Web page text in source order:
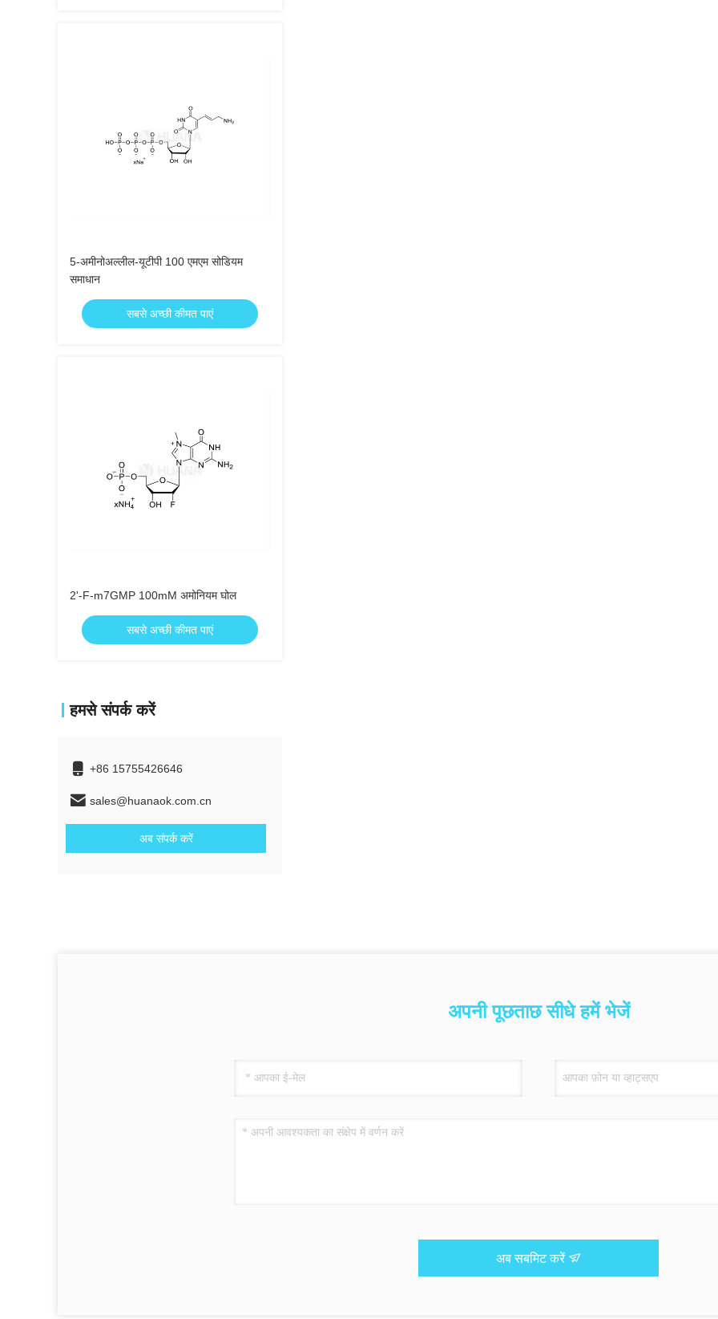
5-अमीनोअल्लील-यूटीपी 100 एमएम सोडियम
समाधान
सबसे अच्छी कीमत पाएं
2'-F-m7GMP 100mM अमोनियम घोल
सबसे अच्छी कीमत पाएं
हमसे संपर्क करें
+86 15755426646
sales@huanaok.com.cn
अब संपर्क करें
अपनी पूछताछ सीधे हमें भेजें
अब सबमिट करें